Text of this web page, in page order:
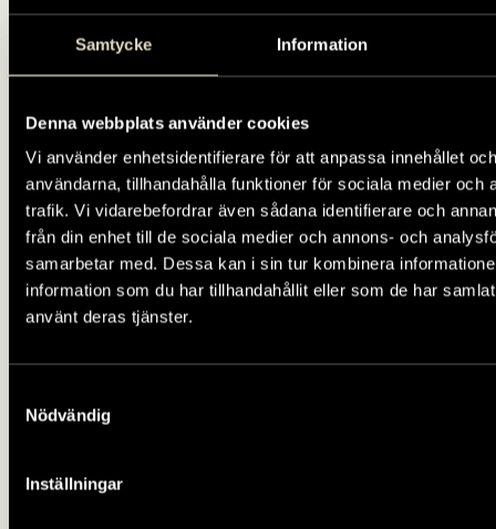
Samtycke Information
Denna webbplats använder cookies
Vi använder enhetsidentifierare för att anpassa innehållet
användarna, tillhandahålla funktioner för sociala medier och
trafik. Vi vidarebefordrar även sådana identifierare och
från din enhet till de sociala medier och annons- och
samarbetar med. Dessa kan i sin tur kombinera
information som du har tillhandahållit eller som de har
använt deras tjänster.
Nödvändig
Inställningar
Visning ingår